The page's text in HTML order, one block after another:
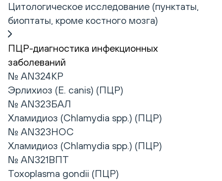
Цитологическое исследование (пунктаты,
биоптаты, кроме костного мозга)
ПЦР-диагностика инфекционных
заболеваний
№ AN324КР
Эрлихиоз (E. canis) (ПЦР)
№ AN323БАЛ
Хламидиоз (Chlamydia spp.) (ПЦР)
№ AN323НОС
Хламидиоз (Chlamydia spp.) (ПЦР)
№ AN321ВПТ
Toxoplasma gondii (ПЦР)